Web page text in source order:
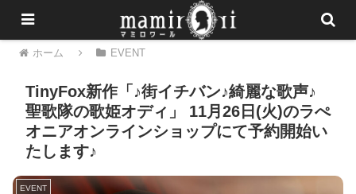
ホーム EVENT
TinyFox新作「♪街イチバン♪綺麗な歌声♪
聖歌隊の歌姫オディ」 11月26日(火)のラぺ
オニアオンラインショップにて予約開始い
たします♪
EVENT